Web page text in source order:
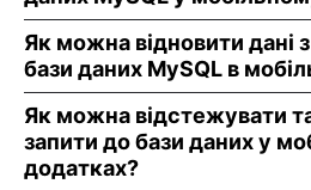
Як можна відновити дані з
бази даних MySQL в
Як можна відстежувати
запити до бази даних у
додатках?